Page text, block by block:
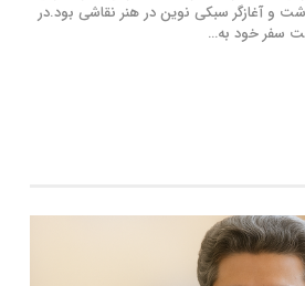
و آغازگر سبکی نوین در هنر نقاشی بود.در
سفر خود به…